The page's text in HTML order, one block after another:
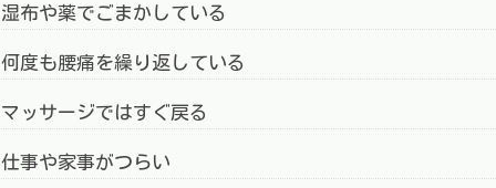
湿布や薬でごまかしている
何度も腰痛を繰り返している
マッサージではすぐ戻る
仕事や家事がつらい